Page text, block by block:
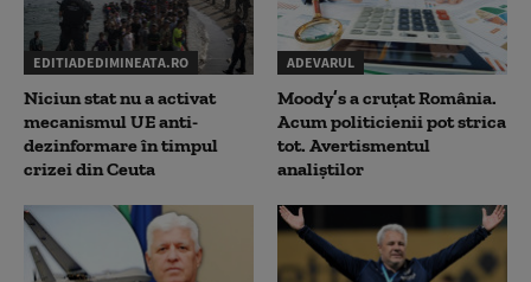
EDITIADEDIMINEATA.RO
Niciun stat nu a activat
mecanismul UE anti-
dezinformare în timpul
crizei din Ceuta
ADEVARUL
Moody’s a cruțat România.
Acum politicienii pot strica
tot. Avertismentul
analiștilor